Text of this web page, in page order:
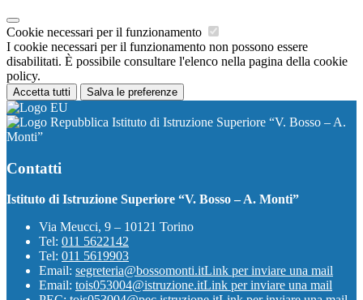
Cookie necessari per il funzionamento
I cookie necessari per il funzionamento non possono essere
disabilitati. È possibile consultare l'elenco nella pagina della cookie
policy.
Accetta tutti Salva le preferenze
Istituto di Istruzione Superiore “V. Bosso – A.
Monti”
Contatti
Istituto di Istruzione Superiore “V. Bosso – A. Monti”
Via Meucci, 9 – 10121 Torino
Tel: 011 5622142
Tel: 011 5619903
Email: segreteria@bossomonti.itLink per inviare una mail
Email: tois053004@istruzione.itLink per inviare una mail